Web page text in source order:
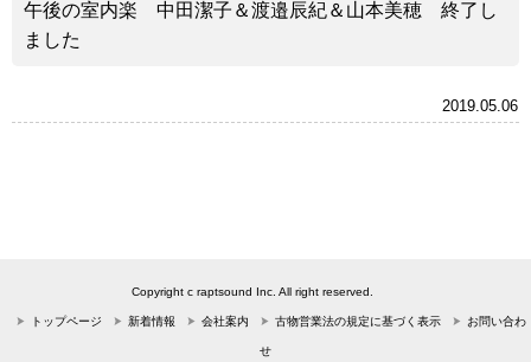
午後の室内楽 中田潔子＆渡邉辰紀＆山本美穂 終了し
ました
2019.05.06
Copyright c raptsound Inc. All right reserved.
トップページ 新着情報 会社案内 古物営業法の規定に基づく表示 お問い合わ
せ